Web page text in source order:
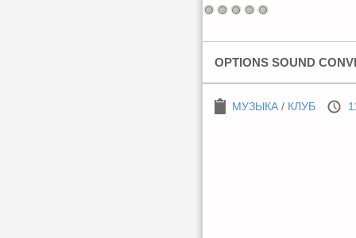
OPTIONS SOUND
МУЗЫКА / КЛУБ